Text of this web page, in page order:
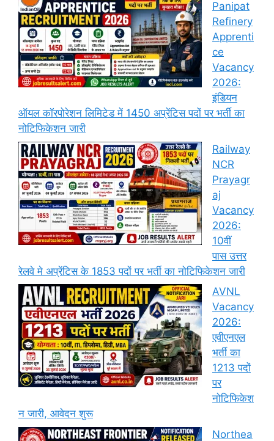
Panipat
Refinery
Apprenti
ce
Vacancy
2026:
इंडियन
ऑयल कॉरपोरेशन लिमिटेड में 1450 अप्रेंटिस पदों पर भर्ती का
नोटिफिकेशन जारी
Railway
NCR
Prayagr
aj
Vacancy
2026:
10वीं
पास उत्तर
रेलवे मे अप्रेंटिस के 1853 पदों पर भर्ती का नोटिफिकेशन जारी
AVNL
Vacancy
2026:
एवीएनएल
भर्ती का
1213 पदों
पर
नोटिफिकेश
न जारी, आवेदन शुरू
Northea